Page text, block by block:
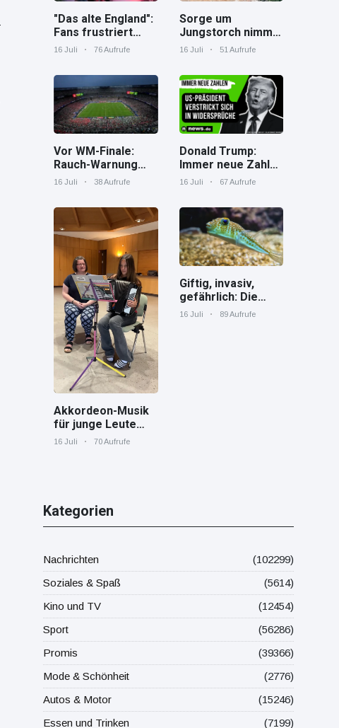
"Das alte England":
Fans frustriert
nach WM-Aus
16 Juli 76 Aufrufe
Sorge um
Jungstorch nimmt
glückliche
16 Juli 51 Aufrufe
Vor WM-Finale:
Rauch-Warnung
und Hitze in New
16 Juli 38 Aufrufe
Donald Trump:
Immer neue Zahlen
– US-Präsident
Widersprüche
16 Juli 67 Aufrufe
Akkordeon-Musik
für junge Leute
Jana von den
wie "jung" das
Instrument sein
kann.
16 Juli 70 Aufrufe
Giftig, invasiv,
gefährlich: Die
Spaßverderber im
16 Juli 89 Aufrufe
Kategorien
Nachrichten
(102299)
Soziales & Spaß
(5614)
Kino und TV
(12454)
Sport
(56286)
Promis
(39366)
Mode & Schönheit
(2776)
Autos & Motor
(15246)
Essen und Trinken
(7199)